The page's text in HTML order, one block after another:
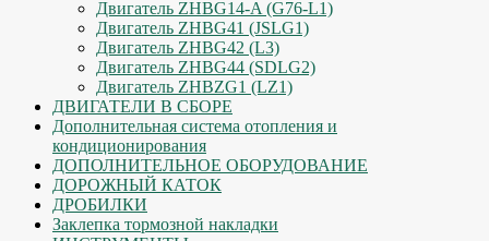
Двигатель ZHBG14-A (G76-L1)
Двигатель ZHBG41 (JSLG1)
Двигатель ZHBG42 (L3)
Двигатель ZHBG44 (SDLG2)
Двигатель ZHBZG1 (LZ1)
ДВИГАТЕЛИ В СБОРЕ
Дополнительная система отопления и
кондиционирования
ДОПОЛНИТЕЛЬНОЕ ОБОРУДОВАНИЕ
ДОРОЖНЫЙ КАТОК
ДРОБИЛКИ
Заклепка тормозной накладки